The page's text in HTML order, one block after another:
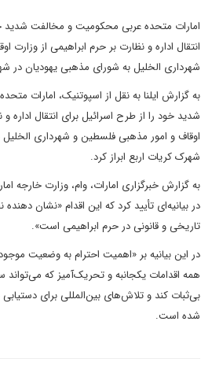
امارات متحده عربی ‌محکومیت و مخالفت شدید
انتقال اداره و نظارت بر حرم ابراهیمی از
شهرداری الخلیل به شورای مذهبی یهودیان در
به گزارش ایلنا به نقل از اسپوتنیک، امارات
شدید خود را از طرح اسرائیل برای انتقال اداره
اوقاف و امور مذهبی فلسطین و شهرداری
شهرک کریات اربع ابراز کرد.
به گزارش خبرگزاری امارات، وام، وزارت ‌خارجه
در بیانیه‌ای تأیید کرد که این اقدام «نشان
تاریخی و قانونی در حرم ابراهیمی است».
در این بیانیه بر «اهمیت احترام به وضعیت
همه اقدامات یکجانبه و تحریک‌آمیز که
بی‌ثبات کند و تلاش‌های بین‌المللی برای
شده است.